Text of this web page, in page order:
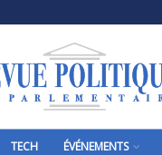
TECH ÉVÉNEMENTS